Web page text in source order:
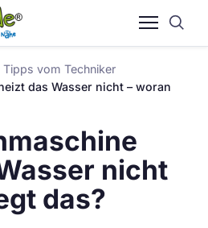
Tipps vom Techniker
das Wasser nicht – woran
nicht
das?